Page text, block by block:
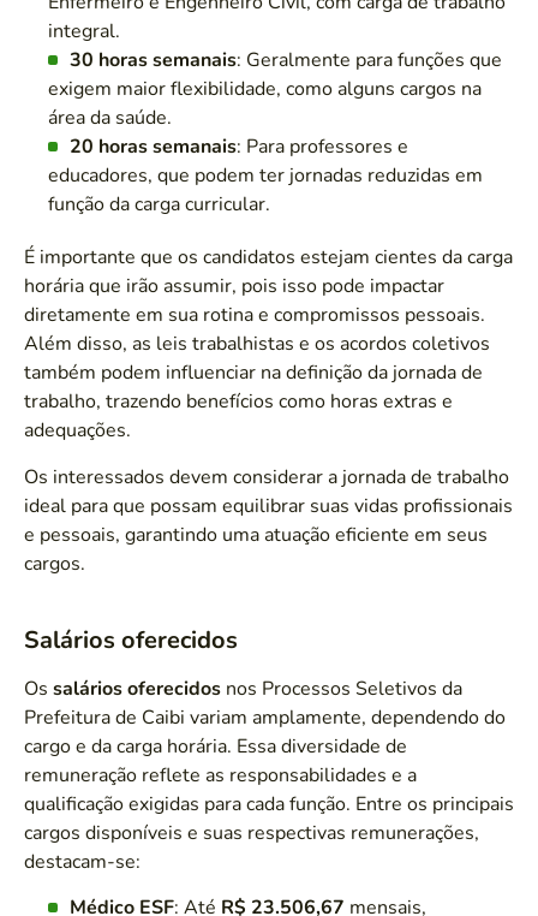
integral.
30 horas semanais: Geralmente para funções que
exigem maior flexibilidade, como alguns cargos na
área da saúde.
20 horas semanais: Para professores e
educadores, que podem ter jornadas reduzidas em
função da carga curricular.
É importante que os candidatos estejam cientes da carga
horária que irão assumir, pois isso pode impactar
diretamente em sua rotina e compromissos pessoais.
Além disso, as leis trabalhistas e os acordos coletivos
também podem influenciar na definição da jornada de
trabalho, trazendo benefícios como horas extras e
adequações.
Os interessados devem considerar a jornada de trabalho
ideal para que possam equilibrar suas vidas profissionais
e pessoais, garantindo uma atuação eficiente em seus
cargos.
Salários oferecidos
Os salários oferecidos nos Processos Seletivos da
Prefeitura de Caibi variam amplamente, dependendo do
cargo e da carga horária. Essa diversidade de
remuneração reflete as responsabilidades e a
qualificação exigidas para cada função. Entre os principais
cargos disponíveis e suas respectivas remunerações,
destacam-se:
Médico ESF: Até R$ 23.506,67 mensais,